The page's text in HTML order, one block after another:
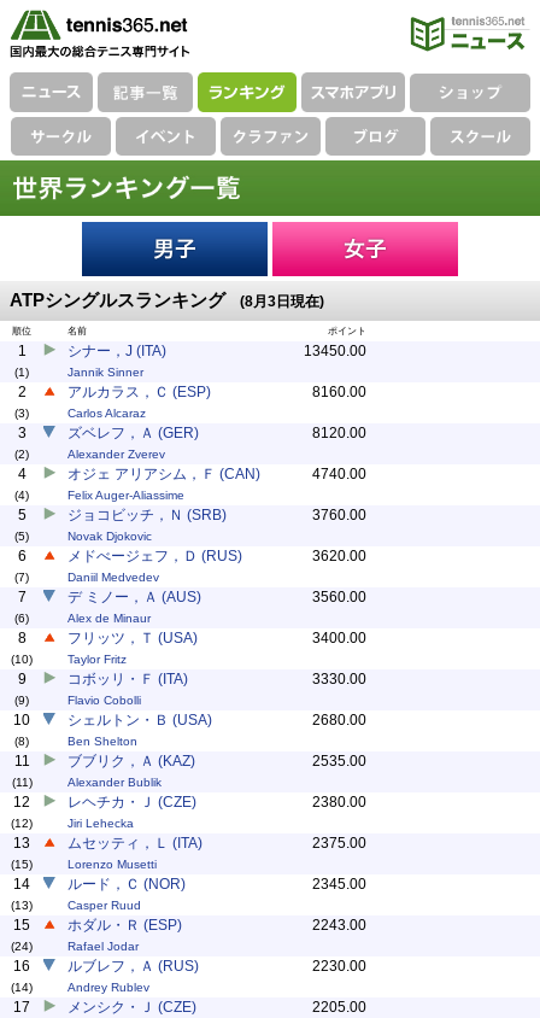
ATPシングルスランキング (8月3日現在)
順位 名前 ポイント
1
(1)
シナー，J (ITA)
Jannik Sinner
13450.00
2
(3)
アルカラス，Ｃ (ESP)
Carlos Alcaraz
8160.00
3
(2)
ズベレフ，Ａ (GER)
Alexander Zverev
8120.00
4
(4)
オジェ アリアシム，Ｆ (CAN)
Felix Auger-Aliassime
4740.00
5
(5)
ジョコビッチ，Ｎ (SRB)
Novak Djokovic
3760.00
6
(7)
メドべージェフ，Ｄ (RUS)
Daniil Medvedev
3620.00
7
(6)
デ ミノー，Ａ (AUS)
Alex de Minaur
3560.00
8
(10)
フリッツ，Ｔ (USA)
Taylor Fritz
3400.00
9
(9)
コボッリ・Ｆ (ITA)
Flavio Cobolli
3330.00
10
(8)
シェルトン・Ｂ (USA)
Ben Shelton
2680.00
11
(11)
ブブリク，Ａ (KAZ)
Alexander Bublik
2535.00
12
(12)
レヘチカ・Ｊ (CZE)
Jiri Lehecka
2380.00
13
(15)
ムセッティ，Ｌ (ITA)
Lorenzo Musetti
2375.00
14
(13)
ルード，Ｃ (NOR)
Casper Ruud
2345.00
15
(24)
ホダル・Ｒ (ESP)
Rafael Jodar
2243.00
16
(14)
ルブレフ，Ａ (RUS)
Andrey Rublev
2230.00
17 メンシク・Ｊ (CZE) 2205.00